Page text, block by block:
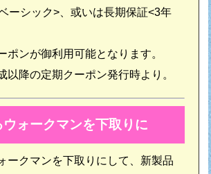
ーシック>、或いは長期保証<3年
ポンが御利用可能となります。
降の定期クーポン発行時より。
ォークマンを下取りに
ークマンを下取りにして、新製品